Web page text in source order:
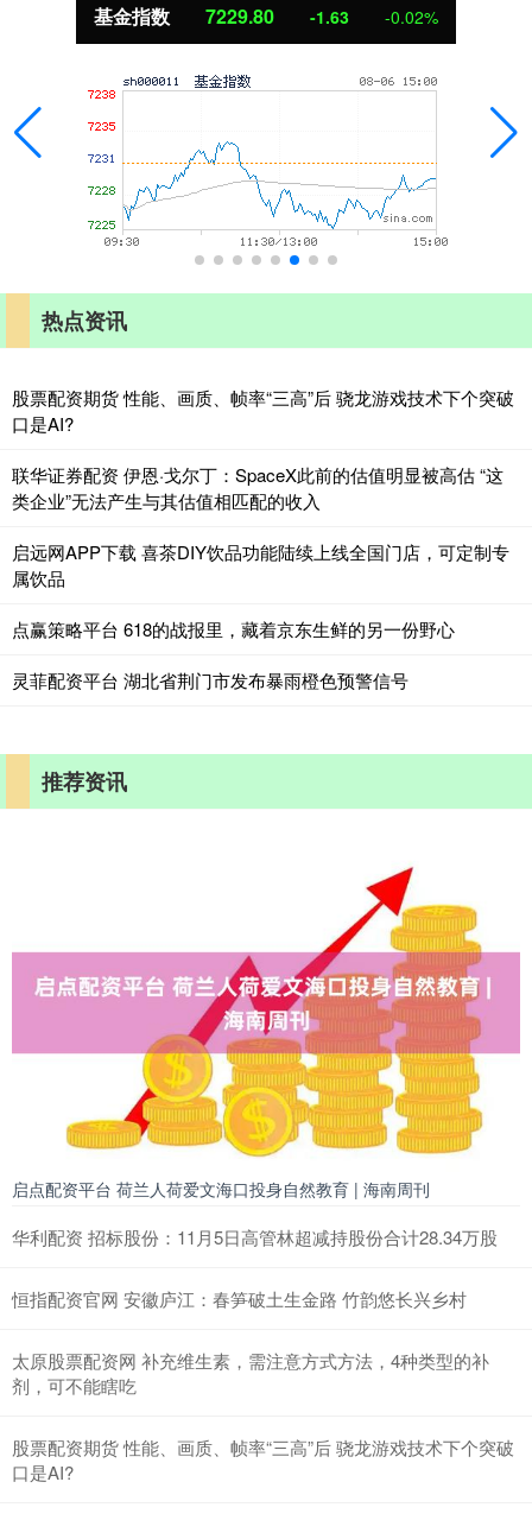
国债指数 229.59 -0.00 0.00%
热点资讯
股票配资期货 性能、画质、帧率“三高”后 骁龙游戏技术下个突破
口是AI?
联华证券配资 伊恩·戈尔丁：SpaceX此前的估值明显被高估 “这
类企业”无法产生与其估值相匹配的收入
启远网APP下载 喜茶DIY饮品功能陆续上线全国门店，可定制专
属饮品
点赢策略平台 618的战报里，藏着京东生鲜的另一份野心
灵菲配资平台 湖北省荆门市发布暴雨橙色预警信号
推荐资讯
启点配资平台 荷兰人荷爱文海口投身自然教育 | 海南周刊
华利配资 招标股份：11月5日高管林超减持股份合计28.34万股
恒指配资官网 安徽庐江：春笋破土生金路 竹韵悠长兴乡村
太原股票配资网 补充维生素，需注意方式方法，4种类型的补
剂，可不能瞎吃
股票配资期货 性能、画质、帧率“三高”后 骁龙游戏技术下个突破
口是AI?